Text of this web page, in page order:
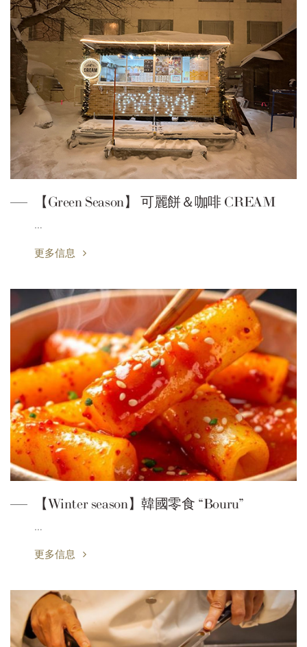
【Green Season】 可麗餅＆咖啡 CREAM
…
更多信息
【Winter season】韓國零食 “Bouru”
…
更多信息